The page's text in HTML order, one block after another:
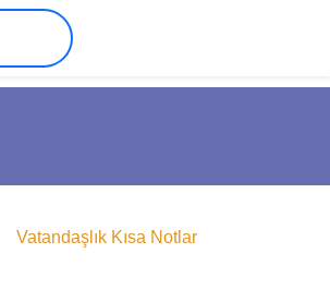
Vatandaşlık Kısa Notlar